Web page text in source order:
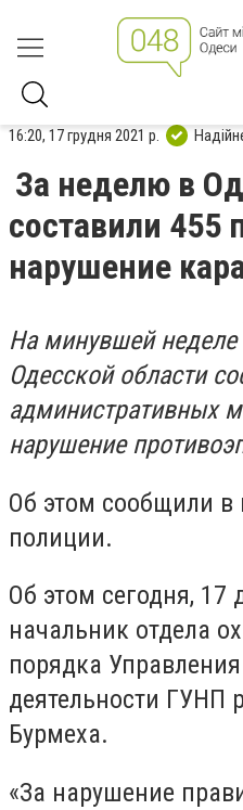
16:20, 17 грудня 2021 р.
За неделю в
составили 455
нарушение
На минувшей неделе
Одесской области
административных
нарушение
Об этом сообщили в
полиции.
Об этом сегодня, 17
начальник отдела
порядка
деятельности ГУНП
Бурмеха.
«За нарушение